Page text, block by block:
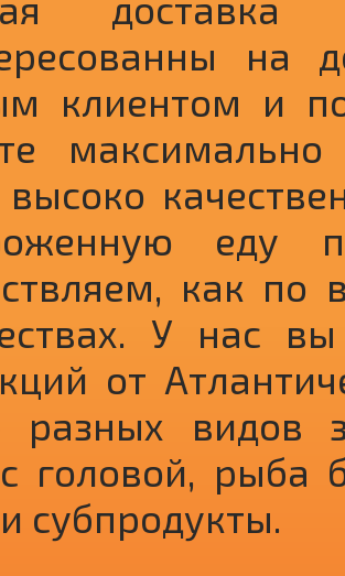
мало костей.
ценных
тем, что оно
палтуса
виде.
и филе.
будет
на
клиентом и
высоко
еду
как по
У нас
от
разных видов
головой, рыба
субпродукты.